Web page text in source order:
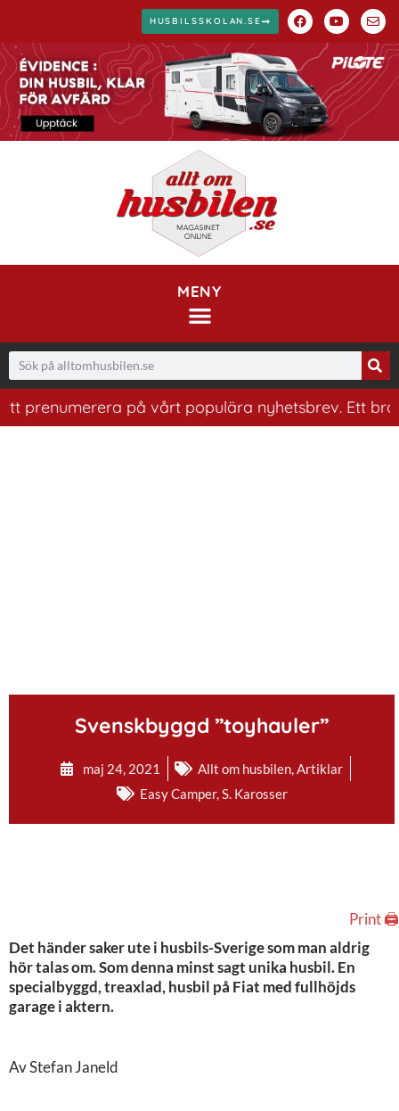
HUSBILSSKOLAN.SE
MENY
på vårt populära nyhetsbrev. Ett bra sätt
Svenskbyggd ”toyhauler”
maj 24, 2021 Allt om husbilen,Artiklar
Easy Camper,S. Karosser
Print 🖨
Det händer saker ute i husbils-Sverige som man aldrig
hör talas om. Som denna minst sagt unika husbil. En
specialbyggd, treaxlad, husbil på Fiat med fullhöjds
garage i aktern.
Av Stefan Janeld